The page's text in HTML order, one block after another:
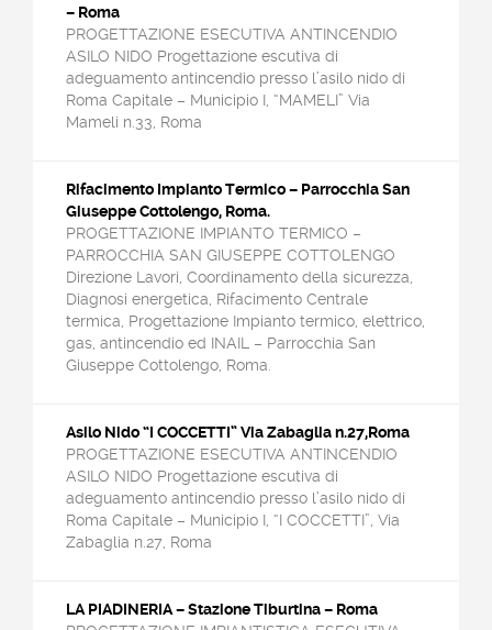
– Roma
PROGETTAZIONE ESECUTIVA ANTINCENDIO
ASILO NIDO Progettazione escutiva di
adeguamento antincendio presso l’asilo nido di
Roma Capitale – Municipio I, “MAMELI” Via
Mameli n.33, Roma
Rifacimento Impianto Termico – Parrocchia San
Giuseppe Cottolengo, Roma.
PROGETTAZIONE IMPIANTO TERMICO –
PARROCCHIA SAN GIUSEPPE COTTOLENGO
Direzione Lavori, Coordinamento della sicurezza,
Diagnosi energetica, Rifacimento Centrale
termica, Progettazione Impianto termico, elettrico,
gas, antincendio ed INAIL – Parrocchia San
Giuseppe Cottolengo, Roma.
Asilo Nido “I COCCETTI” Via Zabaglia n.27,Roma
PROGETTAZIONE ESECUTIVA ANTINCENDIO
ASILO NIDO Progettazione escutiva di
adeguamento antincendio presso l’asilo nido di
Roma Capitale – Municipio I, “I COCCETTI”, Via
Zabaglia n.27, Roma
LA PIADINERIA – Stazione Tiburtina – Roma